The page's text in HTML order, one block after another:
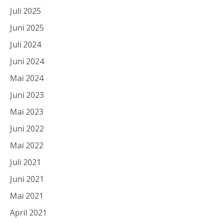
Juli 2025
Juni 2025
Juli 2024
Juni 2024
Mai 2024
Juni 2023
Mai 2023
Juni 2022
Mai 2022
Juli 2021
Juni 2021
Mai 2021
April 2021